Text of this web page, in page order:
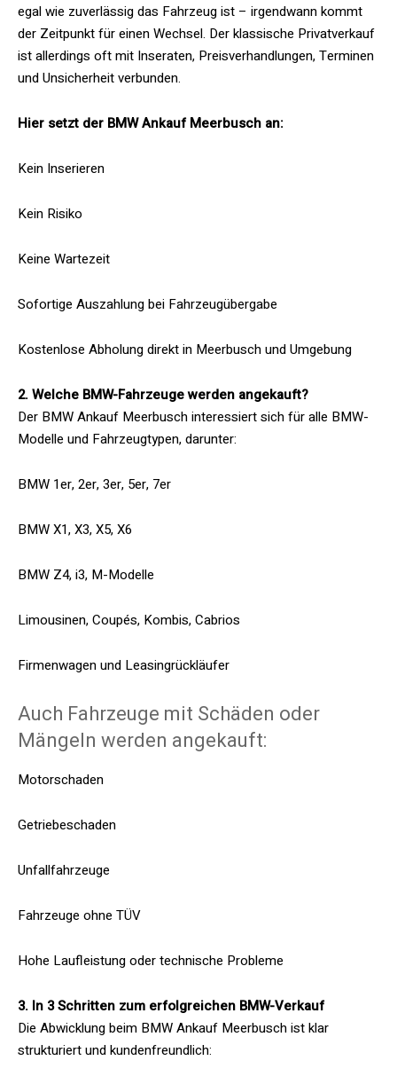
egal wie zuverlässig das Fahrzeug ist – irgendwann kommt
der Zeitpunkt für einen Wechsel. Der klassische Privatverkauf
ist allerdings oft mit Inseraten, Preisverhandlungen, Terminen
und Unsicherheit verbunden.
Hier setzt der BMW Ankauf Meerbusch an:
Kein Inserieren
Kein Risiko
Keine Wartezeit
Sofortige Auszahlung bei Fahrzeugübergabe
Kostenlose Abholung direkt in Meerbusch und Umgebung
2. Welche BMW-Fahrzeuge werden angekauft?
Der BMW Ankauf Meerbusch interessiert sich für alle BMW-
Modelle und Fahrzeugtypen, darunter:
BMW 1er, 2er, 3er, 5er, 7er
BMW X1, X3, X5, X6
BMW Z4, i3, M-Modelle
Limousinen, Coupés, Kombis, Cabrios
Firmenwagen und Leasingrückläufer
Auch Fahrzeuge mit Schäden oder
Mängeln werden angekauft:
Motorschaden
Getriebeschaden
Unfallfahrzeuge
Fahrzeuge ohne TÜV
Hohe Laufleistung oder technische Probleme
3. In 3 Schritten zum erfolgreichen BMW-Verkauf
Die Abwicklung beim BMW Ankauf Meerbusch ist klar
strukturiert und kundenfreundlich: